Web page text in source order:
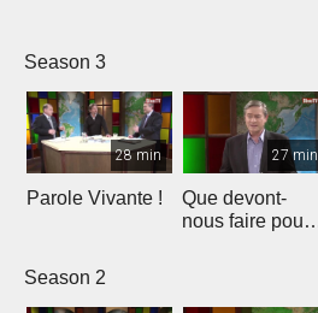
Season 3
28 min
Parole Vivante !
27 min
Que devont-
nous faire pour
Season 2